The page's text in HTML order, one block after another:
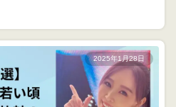
2025年1月28日